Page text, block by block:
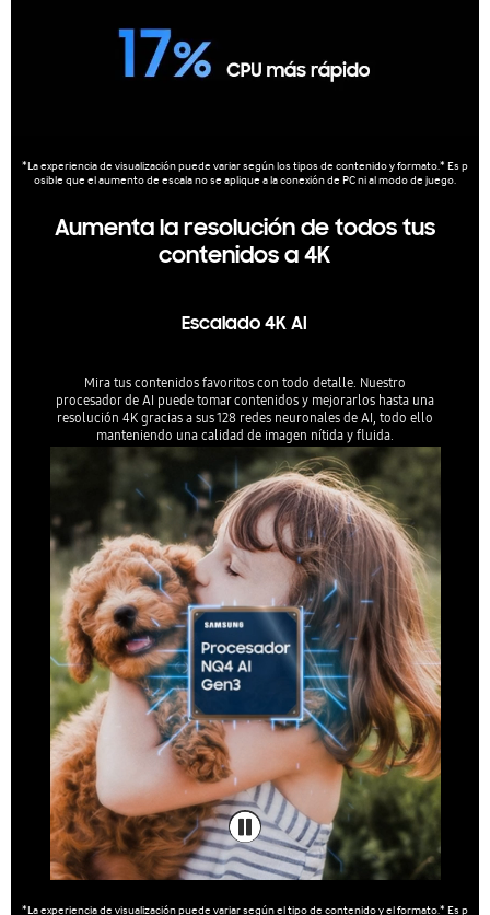
*La experiencia de visualización puede variar según los tipos de contenido y formato.* Es p
osible que el aumento de escala no se aplique a la conexión de PC ni al modo de juego.
Aumenta la resolución de todos tus
contenidos a 4K
Escalado 4K AI
Mira tus contenidos favoritos con todo detalle. Nuestro
procesador de AI puede tomar contenidos y mejorarlos hasta una
resolución 4K gracias a sus 128 redes neuronales de AI, todo ello
manteniendo una calidad de imagen nítida y fluida.
*La experiencia de visualización puede variar según el tipo de contenido y el formato.* Es p